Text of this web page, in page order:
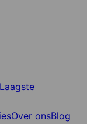
Laagste
Over onsBlog